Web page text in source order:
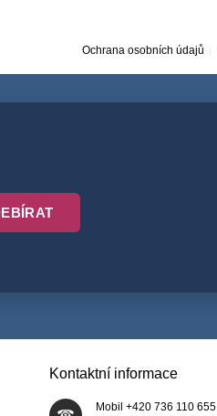
Ochrana osobních údajů
Kontaktní informace
Mobil +420 736 110 655